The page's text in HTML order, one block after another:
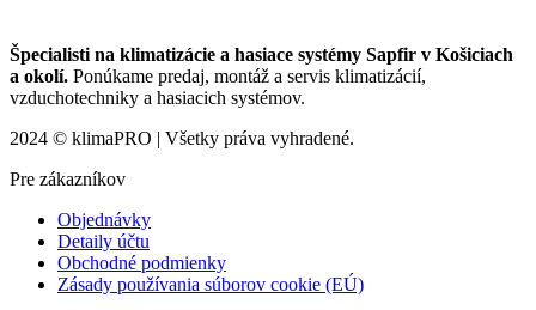
Špecialisti na klimatizácie a hasiace systémy Sapfir v Košiciach
a okolí. Ponúkame predaj, montáž a servis klimatizácií,
vzduchotechniky a hasiacich systémov.
2024 © klimaPRO | Všetky práva vyhradené.
Pre zákazníkov
Objednávky
Detaily účtu
Obchodné podmienky
Zásady používania súborov cookie (EÚ)